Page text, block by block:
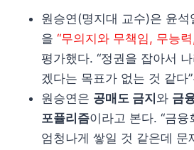
원승연(명지대 교수)은 윤석
을 “무의지와 무책임, 무능
평가했다. “정권을 잡아서
겠다는 목표가 없는 것 같다
원승연은 공매도 금지 와 금
포퓰리즘이라고 본다. “금
엄청나게 쌓일 것 같은데 문